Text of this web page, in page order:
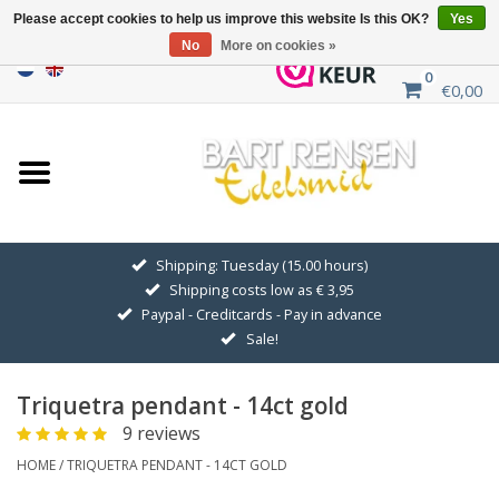
0
€0,00
Home
Sale
GOLDEN SYMBOLS
Pendant Chains
Earrings
Shipping: Tuesday (15.00 hours)
Shipping costs low as € 3,95
Paypal - Creditcards - Pay in advance
Sale!
Triquetra pendant - 14ct gold
9 reviews
HOME/TRIQUETRA PENDANT - 14CT GOLD
Please accept cookies to help us improve this website Is this OK?
Yes
No
More on cookies »